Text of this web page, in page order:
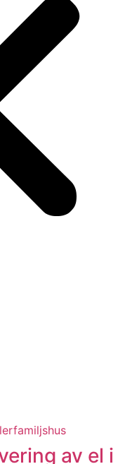
av el i